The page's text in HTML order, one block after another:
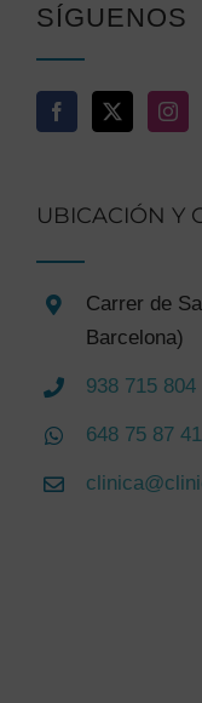
SÍGUENOS
UBICACIÓN Y
Carrer de
Barcelona)
938 715 804
648 75 87 41